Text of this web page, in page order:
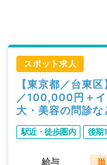
スポット求人
【東京都／台
／100,000円＋イ
大・美容の問診
駅近・徒歩圏内 後期
給与